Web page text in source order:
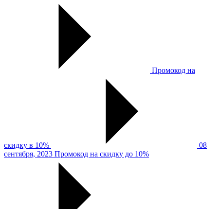
Промокод на
скидку в 10%
08
сентября, 2023 Промокод на скидку до 10%